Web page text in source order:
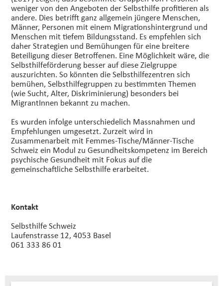
weniger von den Angeboten der Selbsthilfe profitieren als
andere. Dies betrifft ganz allgemein jüngere Menschen,
Männer, Personen mit einem Migrationshintergrund und
Menschen mit tiefem Bildungsstand. Es empfehlen sich
daher Strategien und Bemühungen für eine breitere
Beteiligung dieser Betroffenen. Eine Möglichkeit wäre, die
Selbsthilfeförderung besser auf diese Zielgruppe
auszurichten. So könnten die Selbsthilfezentren sich
bemühen, Selbsthilfegruppen zu bestimmten Themen
(wie Sucht, Alter, Diskriminierung) besonders bei
MigrantInnen bekannt zu machen.
Es wurden infolge unterschiedelich Massnahmen und
Empfehlungen umgesetzt. Zurzeit wird in
Zusammenarbeit mit Femmes-Tische/Männer-Tische
Schweiz ein Modul zu Gesundheitskompetenz im Bereich
psychische Gesundheit mit Fokus auf die
gemeinschaftliche Selbsthilfe erarbeitet.
Kontakt
Selbsthilfe Schweiz
Laufenstrasse 12, 4053 Basel
061 333 86 01